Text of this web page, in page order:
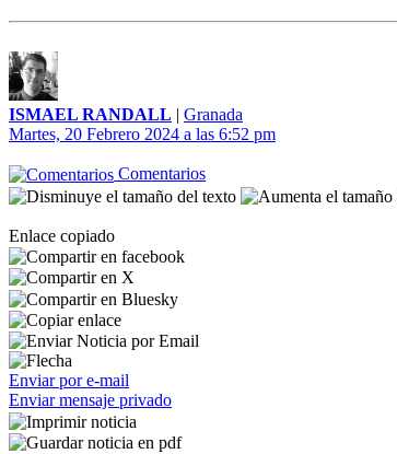
ISMAEL RANDALL | Granada
Martes, 20 Febrero 2024 a las 6:52 pm
Comentarios
Enlace copiado
Enviar por e-mail
Enviar mensaje privado